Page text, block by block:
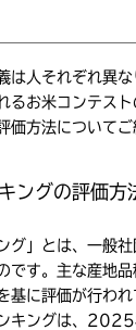
は人それぞれ異
るお米コンテス
価方法についてご
ングの評価方
グ」とは、一般
です。主な産地
基に評価が行われ
キングは、